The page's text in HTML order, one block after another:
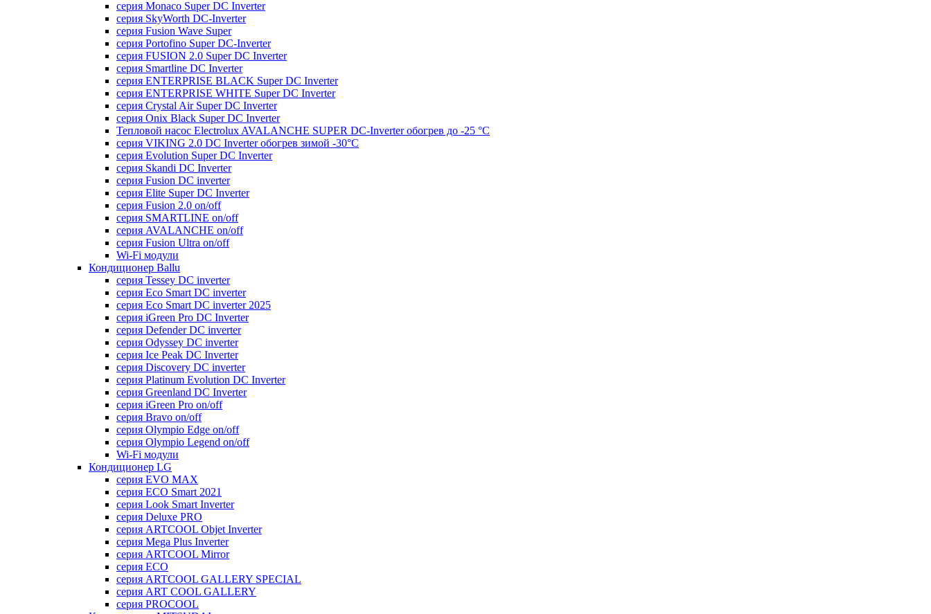
серия Monaco Super DC Inverter
серия SkyWorth DC-Inverter
серия Fusion Wave Super
серия Portofino Super DC-Inverter
серия FUSION 2.0 Super DC Іnverter
серия Smartline DC Inverter
серия ENTERPRISE BLACK Super DC Inverter
серия ENTERPRISE WHITE Super DC Inverter
серия Crystal Air Super DC Inverter
серия Onix Black Super DC Inverter
Тепловой насос Electrolux AVALANCHE SUPER DC-Inverter обогрев до -25 °С
серия VIKING 2.0 DC Inverter обогрев зимой -30°С
серия Evolution Super DC Inverter
серия Skandi DC Inverter
серия Fusion DC inverter
серия Elite Super DC Inverter
серия Fusion 2.0 on/off
серия SMARTLINE on/off
серия AVALANCHE on/off
серия Fusion Ultra on/off
Wi-Fi модули
Кондиционер Ballu
серия Tessey DC inverter
серия Eco Smart DC inverter
серия Eco Smart DC inverter 2025
серия iGreen Pro DC Inverter
серия Defender DC inverter
серия Odyssey DC inverter
серия Ice Peak DС Inverter
cерия Discovery DC inverter
серия Platinum Evolution DC Inverter
серия Greenland DC Inverter
серия iGreen Pro on/off
серия Bravo on/off
серия Olympio Edge on/off
серия Olympio Legend on/off
Wi-Fi модули
Кондиционер LG
серия EVO MAX
серия ECO Smart 2021
серия Look Smart Inverter
серия Deluxe PRO
серия ARTCOOL Objet Inverter
серия Mega Plus Inverter
серия ARTCOOL Mirror
серия ECO
серия ARTCOOL GALLERY SPECIAL
серия ART COOL GALLERY
серия PROCOOL